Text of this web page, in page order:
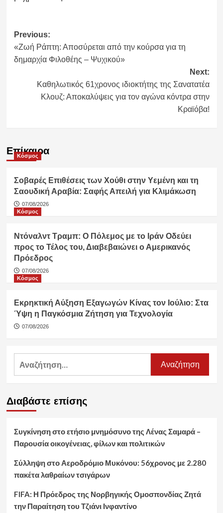
Post
navigation
Previous:
«Ζωή Ράπτη: Αποσύρεται από την κούρσα για τη
δημαρχία Φιλοθέης – Ψυχικού»
Next:
Καθηλωτικός 61χρονος ιδιοκτήτης της Σανατατέα
Κλουζ: Αποκαλύψεις για τον αγώνα κόντρα στην
Κραϊόβα!
Επίκαιρα
Κόσμος
Σοβαρές Επιθέσεις των Χούθι στην Υεμένη και τη
Σαουδική Αραβία: Σαφής Απειλή για Κλιμάκωση
07/08/2026
Κόσμος
Ντόναλντ Τραμπ: Ο Πόλεμος με το Ιράν Οδεύει
προς το Τέλος του, Διαβεβαιώνει ο Αμερικανός
Πρόεδρος
07/08/2026
Κόσμος
Εκρηκτική Αύξηση Εξαγωγών Κίνας τον Ιούλιο: Στα
Ύψη η Παγκόσμια Ζήτηση για Τεχνολογία
07/08/2026
Διαβάστε επίσης
Συγκίνηση στο ετήσιο μνημόσυνο της Λένας Σαμαρά –
Παρουσία οικογένειας, φίλων και πολιτικών
Σύλληψη στο Αεροδρόμιο Μυκόνου: 56χρονος με 2.280
πακέτα λαθραίων τσιγάρων
FIFA: Η Πρόεδρος της Νορβηγικής Ομοσπονδίας Ζητά
την Παραίτηση του Τζιάνι Ινφαντίνο